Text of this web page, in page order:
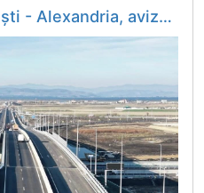
74 de kilometri, din care peste 10 kilometri de poduri și pasaje - Economica.net